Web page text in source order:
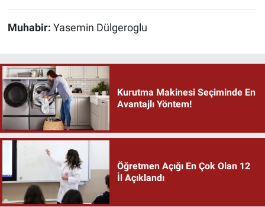
Muhabir: Yasemin Dülgeroglu
Kurutma Makinesi Seçiminde En
Avantajlı Yöntem!
Öğretmen Açığı En Çok Olan 12
İl Açıklandı